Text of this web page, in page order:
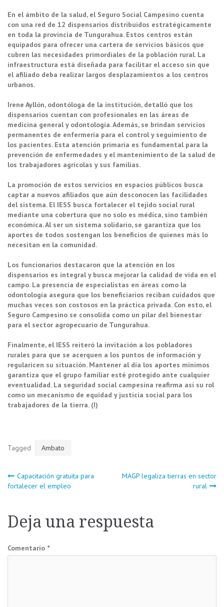
En el ámbito de la salud, el Seguro Social Campesino cuenta
con una red de 12 dispensarios distribuidos estratégicamente
en toda la provincia de Tungurahua. Estos centros están
equipados para ofrecer una cartera de servicios básicos que
cubren las necesidades primordiales de la población rural. La
infraestructura está diseñada para facilitar el acceso sin que
el afiliado deba realizar largos desplazamientos a los centros
urbanos.
Irene Ayllón, odontóloga de la institución, detalló que los
dispensarios cuentan con profesionales en las áreas de
medicina general y odontología. Además, se brindan servicios
permanentes de enfermería para el control y seguimiento de
los pacientes. Esta atención primaria es fundamental para la
prevención de enfermedades y el mantenimiento de la salud de
los trabajadores agrícolas y sus familias.
La promoción de estos servicios en espacios públicos busca
captar a nuevos afiliados que aún desconocen las facilidades
del sistema. El IESS busca fortalecer el tejido social rural
mediante una cobertura que no solo es médica, sino también
económica. Al ser un sistema solidario, se garantiza que los
aportes de todos sostengan los beneficios de quienes más lo
necesitan en la comunidad.
Los funcionarios destacaron que la atención en los
dispensarios es integral y busca mejorar la calidad de vida en el
campo. La presencia de especialistas en áreas como la
odontología asegura que los beneficiarios reciban cuidados que
muchas veces son costosos en la práctica privada. Con esto, el
Seguro Campesino se consolida como un pilar del bienestar
para el sector agropecuario de Tungurahua.
Finalmente, el IESS reiteró la invitación a los pobladores
rurales para que se acerquen a los puntos de información y
regularicen su situación. Mantener al día los aportes mínimos
garantiza que el grupo familiar esté protegido ante cualquier
eventualidad. La seguridad social campesina reafirma así su rol
como un mecanismo de equidad y justicia social para los
trabajadores de la tierra. (I)
Tagged Ambato
Navegación
entradas
Capacitación gratuita para
fortalecer el empleo
MAGP legaliza tierras en sector
rural
Deja una respuesta
Comentario *